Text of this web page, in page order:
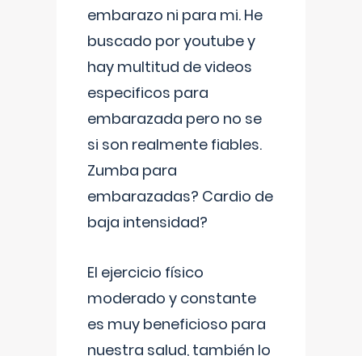
embarazo ni para mi. He
buscado por youtube y
hay multitud de videos
especificos para
embarazada pero no se
si son realmente fiables.
Zumba para
embarazadas? Cardio de
baja intensidad?
El ejercicio físico
moderado y constante
es muy beneficioso para
nuestra salud, también lo